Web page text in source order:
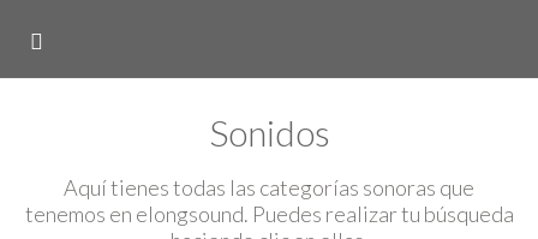
Sonidos
Aquí tienes todas las categorías sonoras que
tenemos en elongsound. Puedes realizar tu búsqueda